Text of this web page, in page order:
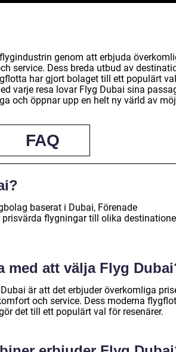
genom att erbjuda
service. Dess breda utbud av
har gjort bolaget till ett populärt
varje resa lovar Flyg Dubai sina
och öppnar upp en helt ny värld av
FAQ
baserat i Dubai, Förenade
prisvärda flygningar till olika
med att välja Flyg
är att det erbjuder överkomliga
och service. Dess moderna
det till ett populärt val för resenärer.